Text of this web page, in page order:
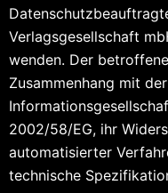
Verlagsgesellschaft
wenden. Der
Zusammenhang mit
2002/58/EG, ihr
automatisierter
technische